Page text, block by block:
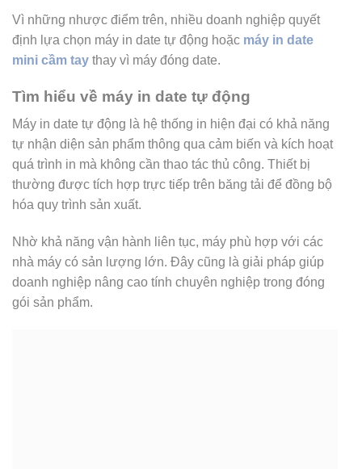
Vì những nhược điểm trên, nhiều doanh nghiệp quyết
định lựa chọn máy in date tự động hoặc máy in date
mini cầm tay thay vì máy đóng date.
Tìm hiểu về máy in date tự động
Máy in date tự động là hệ thống in hiện đại có khả năng
tự nhận diện sản phẩm thông qua cảm biến và kích hoạt
quá trình in mà không cần thao tác thủ công. Thiết bị
thường được tích hợp trực tiếp trên băng tải để đồng bộ
hóa quy trình sản xuất.
Nhờ khả năng vận hành liên tục, máy phù hợp với các
nhà máy có sản lượng lớn. Đây cũng là giải pháp giúp
doanh nghiệp nâng cao tính chuyên nghiệp trong đóng
gói sản phẩm.